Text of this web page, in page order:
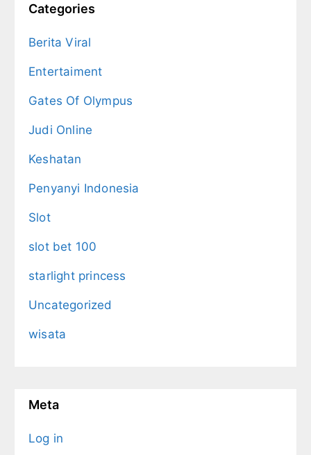
Categories
Berita Viral
Entertaiment
Gates Of Olympus
Judi Online
Keshatan
Penyanyi Indonesia
Slot
slot bet 100
starlight princess
Uncategorized
wisata
Meta
Log in